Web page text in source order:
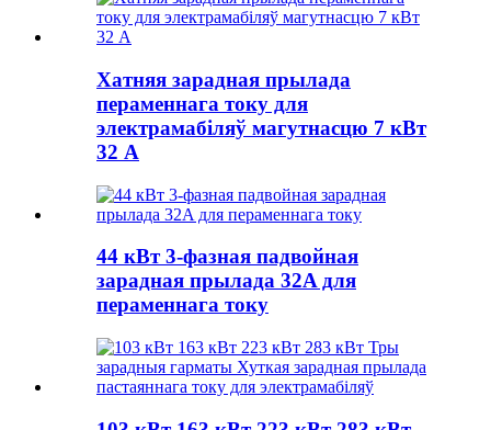
Хатняя зарадная прылада
пераменнага току для
электрамабіляў магутнасцю 7 кВт
32 А
44 кВт 3-фазная падвойная
зарадная прылада 32A для
пераменнага току